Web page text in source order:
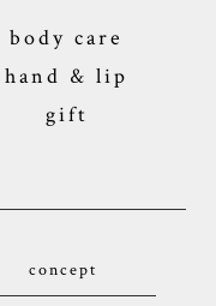
body care
hand & lip
gift
concept